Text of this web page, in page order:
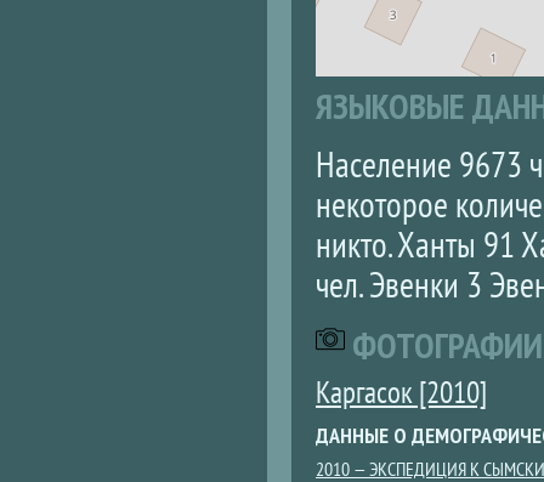
ЯЗЫКОВЫЕ
Население 9673
некоторое
никто. Ханты 91
чел. Эвенки 3
Каргасок [2010]
ДАННЫЕ О
2010 — ЭКСПЕДИЦИЯ К